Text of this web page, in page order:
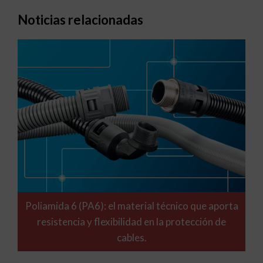
Noticias relacionadas
Poliamida 6 (PA6): el material técnico que aporta
resistencia y flexibilidad en la protección de
cables.